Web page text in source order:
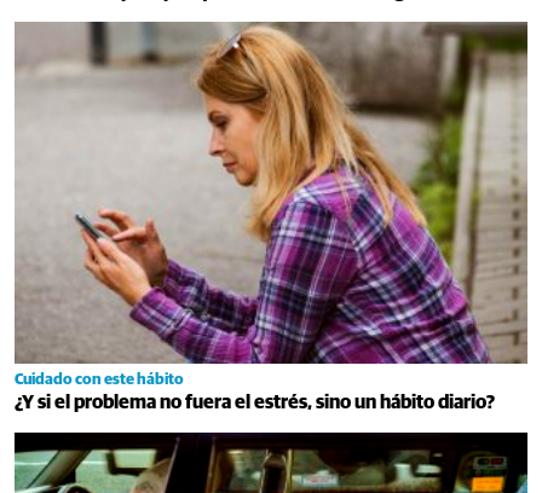
Cuidado con este hábito
¿Y si el problema no fuera el estrés, sino un hábito diario?